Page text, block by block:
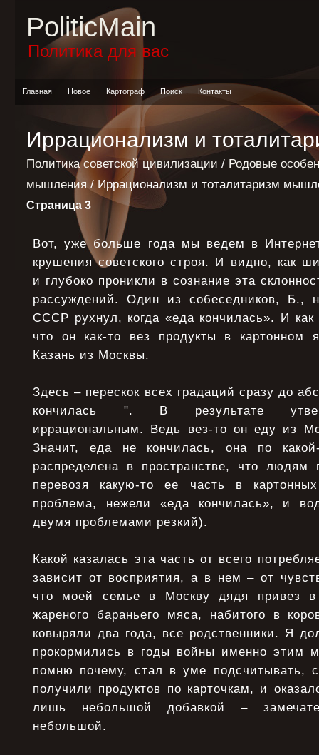
PoliticMain
Политика для вас
Главная Новое Картограф Поиск Контакты
Иррационализм и
Политика советской цивилизации / Родовые
мышления / Иррационализм и тоталитаризм
Страница 3
Вот, уже больше года мы ведем в
крушения советского строя. И видно, как
и глубоко проникли в сознание эта
рассуждений. Один из собеседников, Б.,
СССР рухнул, когда «еда кончилась». И
что он как-то вез продукты в картонном
Казань из Москвы.
Здесь – перескок всех градаций сразу до
кончилась ". В результате
иррациональным. Ведь вез-то он еду из
Значит, еда не кончилась, она по
распределена в пространстве, что людям
перевозя какую-то ее часть в
проблема, нежели «еда кончилась», и
двумя проблемами резкий).
Какой казалась эта часть от всего
зависит от восприятия, а в нем – от
что моей семье в Москву дядя привез
жареного бараньего мяса, набитого в
ковыряли два года, все родственники. Я
прокормились в годы войны именно этим
помню почему, стал в уме подсчитывать,
получили продуктов по карточкам, и
лишь небольшой добавкой –
небольшой.